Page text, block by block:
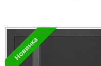
Новинка